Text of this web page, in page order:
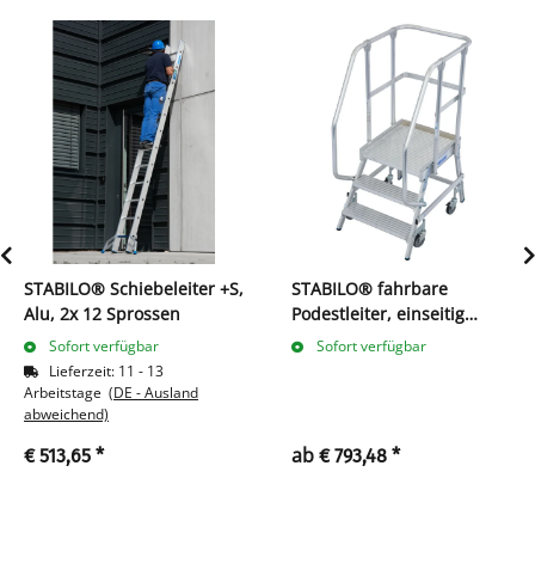
STABILO® Schiebeleiter +S,
Alu, 2x 12 Sprossen
Sofort verfügbar
Lieferzeit: 11 - 13
Arbeitstage (DE - Ausland
abweichend)
€ 513,65 *
STABILO® fahrbare
Podestleiter, einseitig
begehbar, 3-8 Stufen
Sofort verfügbar
ab € 793,48 *